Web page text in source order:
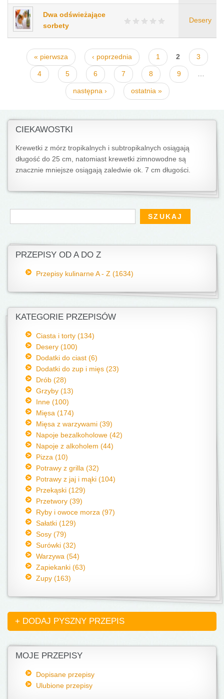
Dwa odświeżające
sorbety
Desery
Strony« pierwsza ‹ poprzednia 1 2 3
4 5 6 7 8 9
następna › ostatnia »
CIEKAWOSTKI
Krewetki z mórz tropikalnych i subtropikalnych osiągają
długość do 25 cm, natomiast krewetki zimnowodne są
znacznie mniejsze osiągają zaledwie ok. 7 cm długości.
Formularz wyszukiwania
Szukaj
PRZEPISY OD A DO Z
Przepisy kulinarne A - Z (1634)
KATEGORIE PRZEPISÓW
Ciasta i torty (134)
Desery (100)
Dodatki do ciast (6)
Dodatki do zup i mięs (23)
Drób (28)
Grzyby (13)
Inne (100)
Mięsa (174)
Mięsa z warzywami (39)
Napoje bezalkoholowe (42)
Napoje z alkoholem (44)
Pizza (10)
Potrawy z grilla (32)
Potrawy z jaj i mąki (104)
Przekąski (129)
Przetwory (39)
Ryby i owoce morza (97)
Sałatki (129)
Sosy (79)
Surówki (32)
Warzywa (54)
Zapiekanki (63)
Zupy (163)
+ DODAJ PYSZNY PRZEPIS
MOJE PRZEPISY
Dopisane przepisy
Ulubione przepisy